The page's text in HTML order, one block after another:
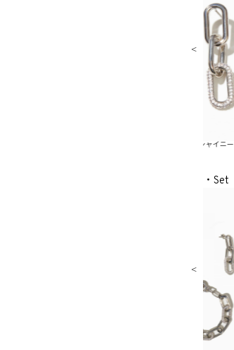
メタルシャイニーチェーンピア
・Set